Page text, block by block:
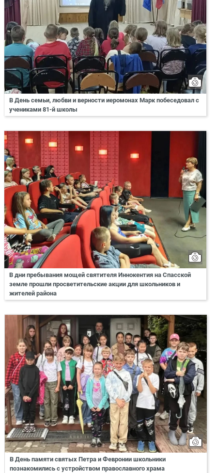
В День семьи, любви и верности иеромонах Марк побеседовал с
учениками 81-й школы
В дни пребывания мощей святителя Иннокентия на Спасской
земле прошли просветительские акции для школьников и
жителей района
В День памяти святых Петра и Февронии школьники
познакомились с устройством православного храма